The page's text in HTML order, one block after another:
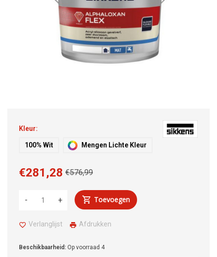
Kleur:
100% Wit Mengen Lichte Kleur
€576,99
€281,28
+
- Toevoegen
Verlanglijst Afdrukken
Beschikbaarheid: Op voorraad 4